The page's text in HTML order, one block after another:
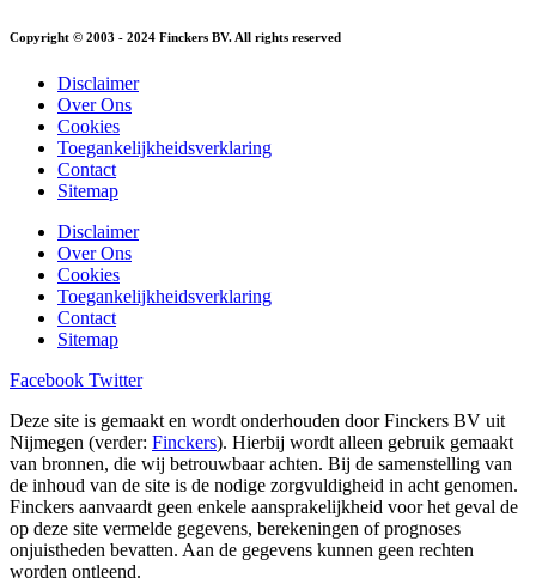
Copyright © 2003 - 2024 Finckers BV. All rights reserved
Disclaimer
Over Ons
Cookies
Toegankelijkheidsverklaring
Contact
Sitemap
Disclaimer
Over Ons
Cookies
Toegankelijkheidsverklaring
Contact
Sitemap
Facebook Twitter
Deze site is gemaakt en wordt onderhouden door Finckers BV uit
Nijmegen (verder: Finckers). Hierbij wordt alleen gebruik gemaakt
van bronnen, die wij betrouwbaar achten. Bij de samenstelling van
de inhoud van de site is de nodige zorgvuldigheid in acht genomen.
Finckers aanvaardt geen enkele aansprakelijkheid voor het geval de
op deze site vermelde gegevens, berekeningen of prognoses
onjuistheden bevatten. Aan de gegevens kunnen geen rechten
worden ontleend.